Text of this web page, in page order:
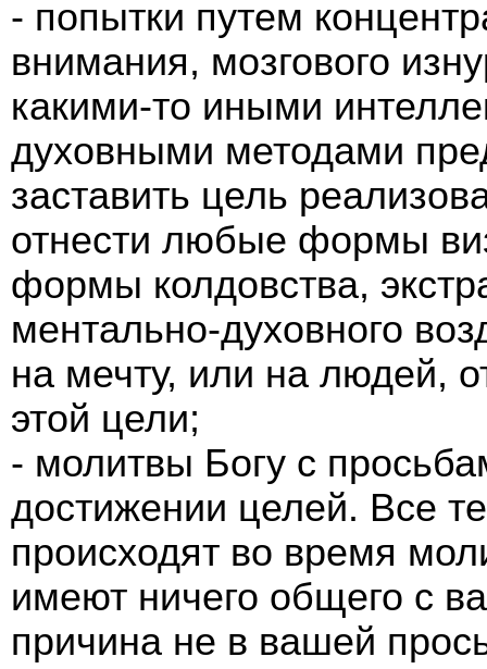
- попытки путем
внимания, мозгового
какими-то иными
духовными методами
заставить цель
отнести любые формы
формы колдовства,
ментально-духовного
на мечту, или на людей,
этой цели;
- молитвы Богу с
достижении целей. Все
происходят во время
имеют ничего общего с
причина не в вашей